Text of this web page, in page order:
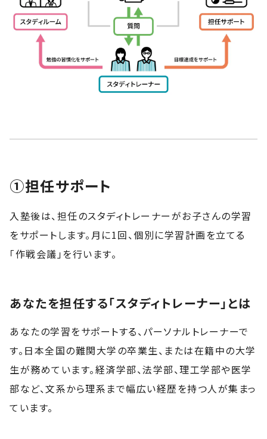
①担任サポート
入塾後は、担任のスタディトレーナーがお子さんの学習
をサポートします。月に1回、個別に学習計画を立てる
「作戦会議」を行います。
あなたを担任する「スタディトレーナー」とは
あなたの学習をサポートする、パーソナルトレーナーで
す。日本全国の難関大学の卒業生、または在籍中の大学
生が務めています。経済学部、法学部、理工学部や医学
部など、文系から理系まで幅広い経歴を持つ人が集まっ
ています。